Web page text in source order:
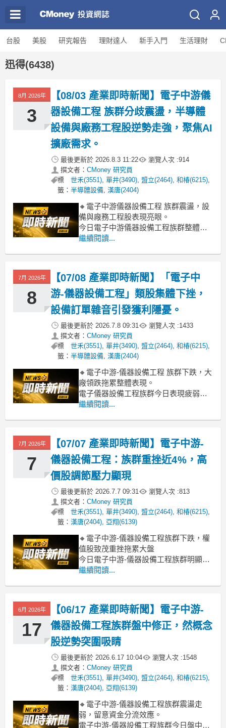
台股 美股 研究報告 理財達人 新手入門 生活理財
迅得(6438)
8月 2026年
3
【08/03 產業即時新聞】電子中游儀
器設備工程 族群分歧震盪，半導體
設備與廠務工程股逆勢走強，聚焦AI
擴廠需求。
最後更新於 2026.8.3 11:22 瀏覽人次 :914
撰文者： CMoney 研究員
標
籤：
世禾(3551),單井(3490), 盟立(2464),和椿(6215),
半導體設備,漢唐(2404)
🔸電子中游儀器設備工程 族群震盪，設
備與廠務工程股表現亮眼。
今日電子中游儀器設備工程族群整體指
數雖受部分權值股拖累小跌2.04%，但盤
多檔個股漲幅直逼甚至達到漲停，顯示
產業內部資金流向明確。主要下跌動能
來自致茂大跌近10%
繼續閱讀...
7月 2026年
8
【07/08 產業即時新聞】「電子中
游-儀器設備工程」類股集體下挫，
設備訂單雜音引發獲利隱憂。
最後更新於 2026.7.8 09:31 瀏覽人次 :1433
撰文者： CMoney 研究員
標
籤：
世禾(3551),單井(3490), 盟立(2464),和椿(6215),
半導體設備,漢唐(2404)
🔸電子中游-儀器設備工程 族群下跌，大
廠領跌拖累整體表現。
電子儀器設備工程族群今日表現疲弱，
類股整體跌幅超過4%，市場賣壓沉重。
跌，顯示法人及主力資金對產業後市看
法轉趨保守。主要原因可能與近期半導
繼續閱讀...
7月 2026年
7
【07/07 產業即時新聞】電子中游-
儀器設備工程：族群重挫近4%，高
價股調節壓力顯現
最後更新於 2026.7.7 09:31 瀏覽人次 :813
撰文者： CMoney 研究員
標
籤：
世禾(3551),單井(3490), 盟立(2464),和椿(6215),
漢唐(2404), 亞翔(6139)
🔸電子中游-儀器設備工程族群下跌，權
值股致茂重挫拖累大盤
今日電子中游-儀器設備工程族群明顯承
壓，類股跌幅高達3.93%。其中，大型測
逾5%。儘管少數個股如蔚華科、洋基工
程逆勢小漲，但整體族群在市場資金輪
動、高位階個股獲利
繼續閱讀...
6月 2026年
17
【06/17 產業即時新聞】電子中游-
儀器設備工程族群盤中修正，然概念
股逆勢突圍吸睛
最後更新於 2026.6.17 10:04 瀏覽人次 :1548
撰文者： CMoney 研究員
標
籤：
世禾(3551),單井(3490), 盟立(2464),和椿(6215),
漢唐(2404), 亞翔(6139)
🔸電子中游-儀器設備工程族群震盪走
弱，留意資金分流效應。
電子中游-儀器設備工程族群今日盤中表